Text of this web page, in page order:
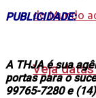
Veja
PUBLICIDADE:
A THJA é sua
portas para o
99765-7280 e